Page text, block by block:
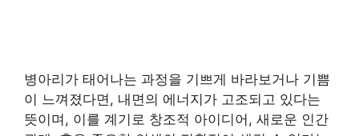
병아리가 태어나는 과정을 기쁘게 바라보거나 기쁨
이 느껴졌다면, 내면의 에너지가 고조되고 있다는
뜻이며, 이를 계기로 창조적 아이디어, 새로운 인간